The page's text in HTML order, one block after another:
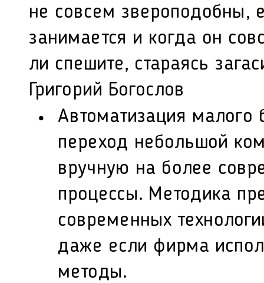
не совсем звероподобны,
занимается и когда он
ли спешите, стараясь
Григорий Богослов
Автоматизация малого
переход небольшой
вручную на более
процессы. Методика
современных
даже если фирма
методы.